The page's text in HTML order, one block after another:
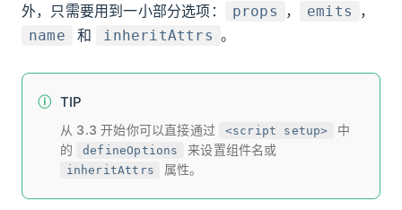
外，只需要用到一小部分选项：
props ， emits ，
name 和 inheritAttrs 。
TIP
从 3.3 开始你可以直接通过 <script setup>
中
的
defineOptions 来设置组件名或
inheritAttrs 属性。